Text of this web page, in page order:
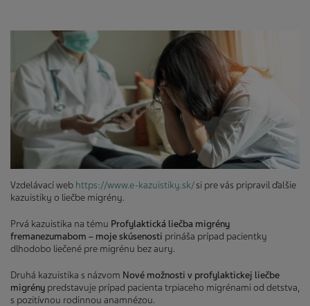
Vzdelávací web https://www.e-kazuistiky.sk/si pre vás pripravil ďalšie
kazuistiky o liečbe migrény.
Prvá kazuistika na tému Profylaktická liečba migrény
fremanezumabom – moje skúsenosti prináša prípad pacientky
dlhodobo liečené pre migrénu bez aury.
Druhá kazuistika s názvom Nové možnosti v profylaktickej liečbe
migrény predstavuje prípad pacienta trpiaceho migrénami od detstva,
s pozitívnou rodinnou anamnézou.